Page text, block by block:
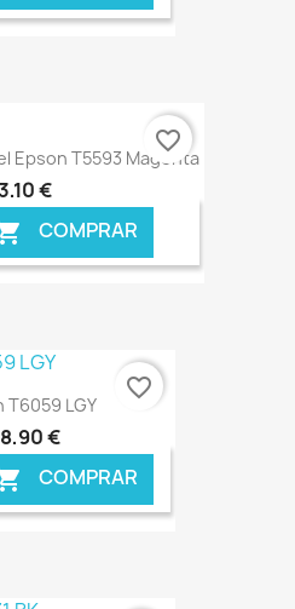
€ ONLINE
Epson T5593 Magenta
€
COMPRAR
€ ONLINE
favorite_border
T6059 LGY
€
COMPRAR
favorite_border